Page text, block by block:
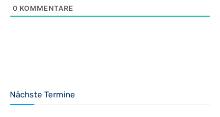
0 KOMMENTARE
Nächste Termine